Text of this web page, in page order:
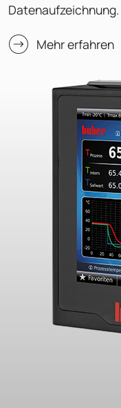
Datenaufzeichnung.
Mehr erfahren